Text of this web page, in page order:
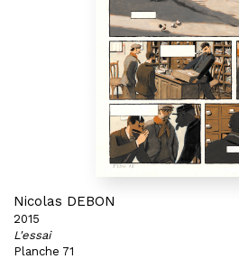
Nicolas DEBON
2015
L'essai
Planche 71